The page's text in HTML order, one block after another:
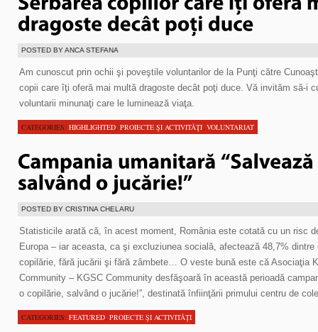
POSTED BY ANCA STEFANA
Am cunoscut prin ochii şi poveştile voluntarilor de la Punţi către
copii care îţi oferă mai multă dragoste decât poţi duce. Vă invităm să-i
voluntarii minunaţi care le luminează viaţa.
CATEGORIES: HIGHLIGHTED, PROIECTE ŞI ACTIVITĂŢI, VOLUNTARIAT
POSTED BY CRISTINA CHELARU
Statisticile arată că, în acest moment, România este cotată cu un risc
Europa – iar aceasta, ca şi excluziunea socială, afectează 48,7%
copilărie, fără jucării şi fără zâmbete… O veste bună este că Asociaţia
Community – KGSC Community desfăşoară în această perioadă
o copilărie, salvând o jucărie!”, destinată înfiinţării primului centru de
CATEGORIES: FEATURED, PROIECTE ŞI ACTIVITĂŢI